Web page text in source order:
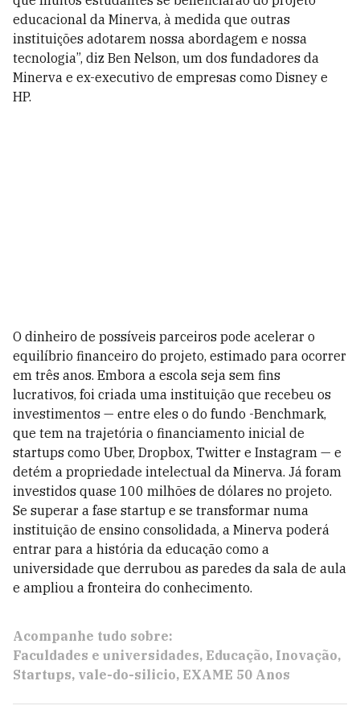
educacional da Minerva, à medida que outras
instituições adotarem nossa abordagem e nossa
tecnologia”, diz Ben Nelson, um dos fundadores da
Minerva e ex-executivo de empresas como Disney e
HP.
O dinheiro de possíveis parceiros pode acelerar o
equilíbrio financeiro do projeto, estimado para ocorrer
em três anos. Embora a escola seja sem fins
lucrativos, foi criada uma instituição que recebeu os
investimentos — entre eles o do fundo -Benchmark,
que tem na trajetória o financiamento inicial de
startups como Uber, Dropbox, Twitter e Instagram — e
detém a propriedade intelectual da Minerva. Já foram
investidos quase 100 milhões de dólares no projeto.
Se superar a fase startup e se transformar numa
instituição de ensino consolidada, a Minerva poderá
entrar para a história da educação como a
universidade que derrubou as paredes da sala de aula
e ampliou a fronteira do conhecimento.
Acompanhe tudo sobre:
Faculdades e universidades Educação Inovação
Startups vale-do-silicio EXAME 50 Anos